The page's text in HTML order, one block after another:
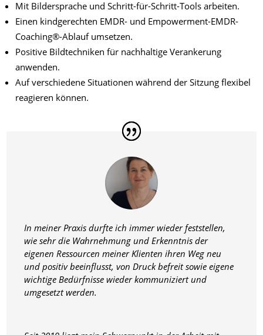
Mit Bildersprache und Schritt-für-Schritt-Tools arbeiten.
Einen kindgerechten EMDR- und Empowerment-EMDR-
Coaching®-Ablauf umsetzen.
Positive Bildtechniken für nachhaltige Verankerung
anwenden.
Auf verschiedene Situationen während der Sitzung flexibel
reagieren können.
In meiner Praxis durfte ich immer wieder feststellen,
wie sehr die Wahrnehmung und Erkenntnis der
eigenen Ressourcen meiner Klienten ihren Weg neu
und positiv beeinflusst, von Druck befreit sowie eigene
wichtige Bedürfnisse wieder kommuniziert und
umgesetzt werden.